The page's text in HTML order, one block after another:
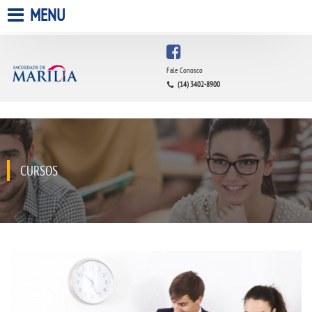
QUEM SOMOS
ESTÁGIOS
BIBLIOTECA
MENU
Fale Conosco
(14) 3402-8900
CURSOS